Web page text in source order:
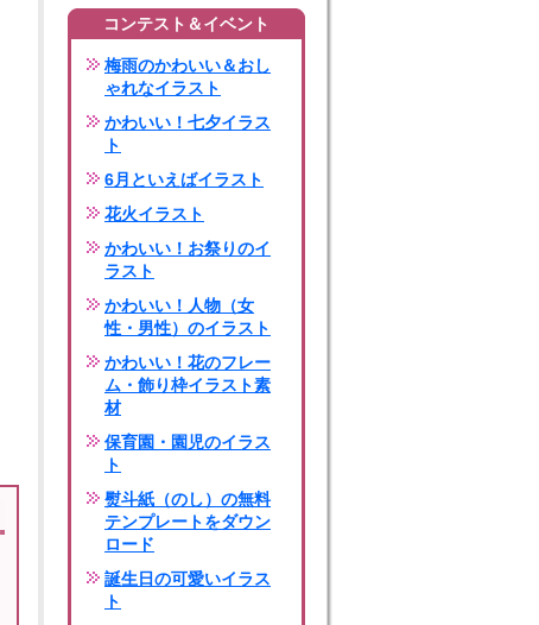
コンテスト＆イベント
梅雨のかわいい＆おし
ゃれなイラスト
かわいい！七夕イラス
ト
6月といえばイラスト
花火イラスト
かわいい！お祭りのイ
ラスト
かわいい！人物（女
性・男性）のイラスト
かわいい！花のフレー
ム・飾り枠イラスト素
材
保育園・園児のイラス
ト
熨斗紙（のし）の無料
テンプレートをダウン
ロード
誕生日の可愛いイラス
ト